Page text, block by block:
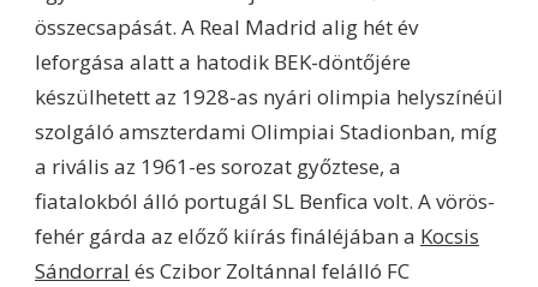
összecsapását. A Real Madrid alig hét év
leforgása alatt a hatodik BEK-döntőjére
készülhetett az 1928-as nyári olimpia helyszínéül
szolgáló amszterdami Olimpiai Stadionban, míg
a rivális az 1961-es sorozat győztese, a
fiatalokból álló portugál SL Benfica volt. A vörös-
fehér gárda az előző kiírás fináléjában a Kocsis
Sándorral és Czibor Zoltánnal felálló FC